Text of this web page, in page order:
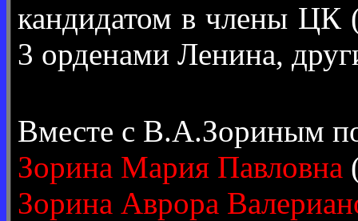
кандидатом в члены
3 орденами Ленина,
Вместе с В.А.Зориным
Зорина Мария Павловна
Зорина Аврора